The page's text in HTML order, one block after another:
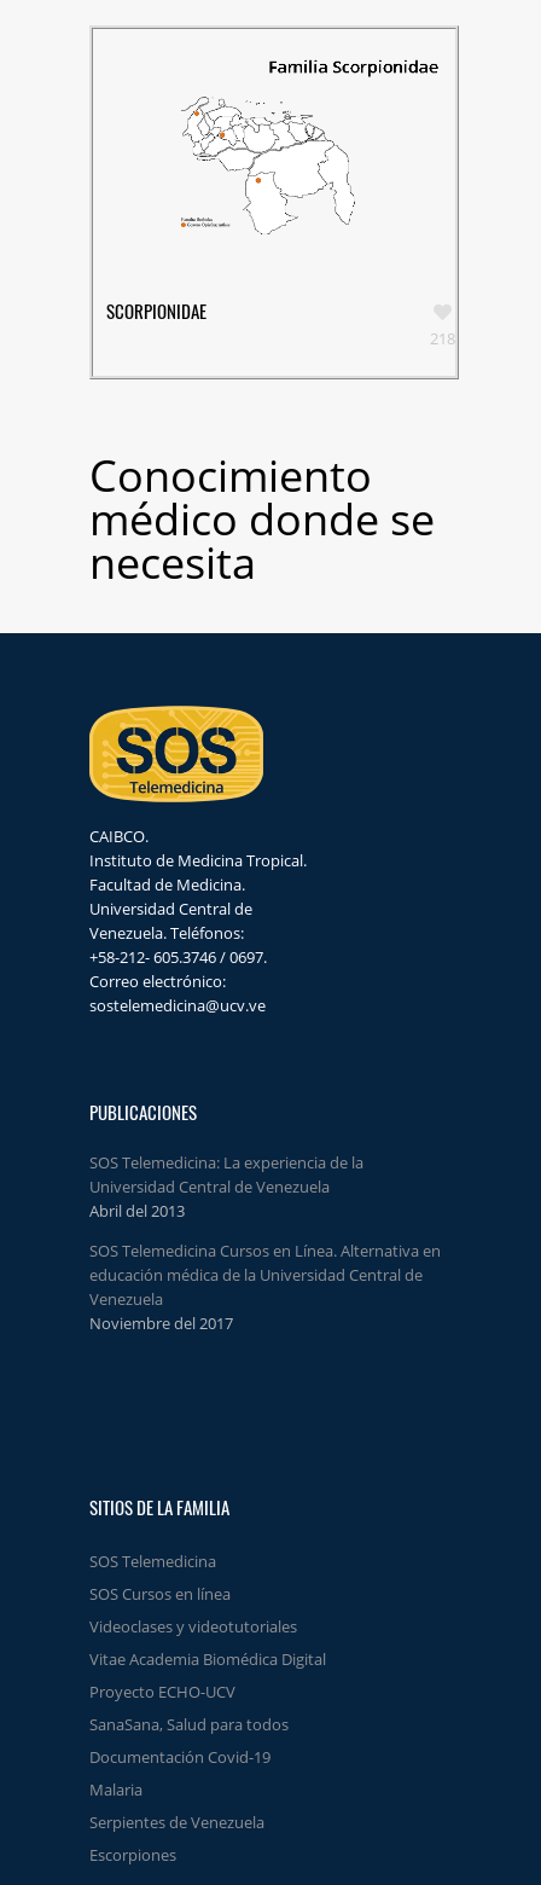
SCORPIONIDAE
218
Conocimiento
médico donde se
necesita
CAIBCO.
Instituto de Medicina Tropical.
Facultad de Medicina.
Universidad Central de
Venezuela. Teléfonos:
+58-212- 605.3746 / 0697.
Correo electrónico:
sostelemedicina@ucv.ve
PUBLICACIONES
SOS Telemedicina: La experiencia de la
Universidad Central de Venezuela
Abril del 2013
SOS Telemedicina Cursos en Línea. Alternativa en
educación médica de la Universidad Central de
Venezuela
Noviembre del 2017
SITIOS DE LA FAMILIA
SOS Telemedicina
SOS Cursos en línea
Videoclases y videotutoriales
Vitae Academia Biomédica Digital
Proyecto ECHO-UCV
SanaSana, Salud para todos
Documentación Covid-19
Malaria
Serpientes de Venezuela
Escorpiones